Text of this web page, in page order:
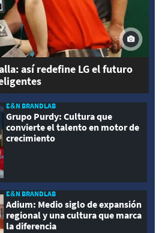
así redefine LG el futuro
E&N BRANDLAB
Grupo Purdy: Cultura que
convierte el talento en motor de
crecimiento
E&N BRANDLAB
Adium: Medio siglo de expansión
regional y una cultura que marca
la diferencia